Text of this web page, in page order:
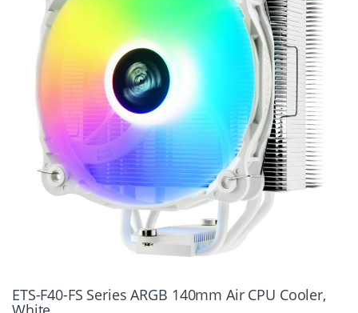
ETS-F40-FS Series ARGB 140mm Air CPU Cooler,